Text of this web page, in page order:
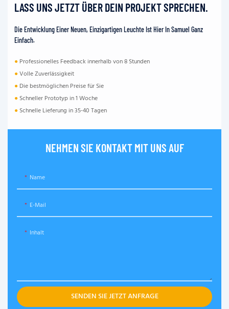
LASS UNS JETZT ÜBER DEIN PROJEKT SPRECHEN.
Die Entwicklung Einer Neuen, Einzigartigen Leuchte Ist Hier In Samuel Ganz
Einfach.
● Professionelles Feedback innerhalb von 8 Stunden
●Volle Zuverlässigkeit
● Die bestmöglichen Preise für Sie
● Schneller Prototyp in 1 Woche
● Schnelle Lieferung in 35-40 Tagen
NEHMEN SIE KONTAKT MIT UNS AUF
Name
E-Mail
Inhalt
SENDEN SIE JETZT ANFRAGE